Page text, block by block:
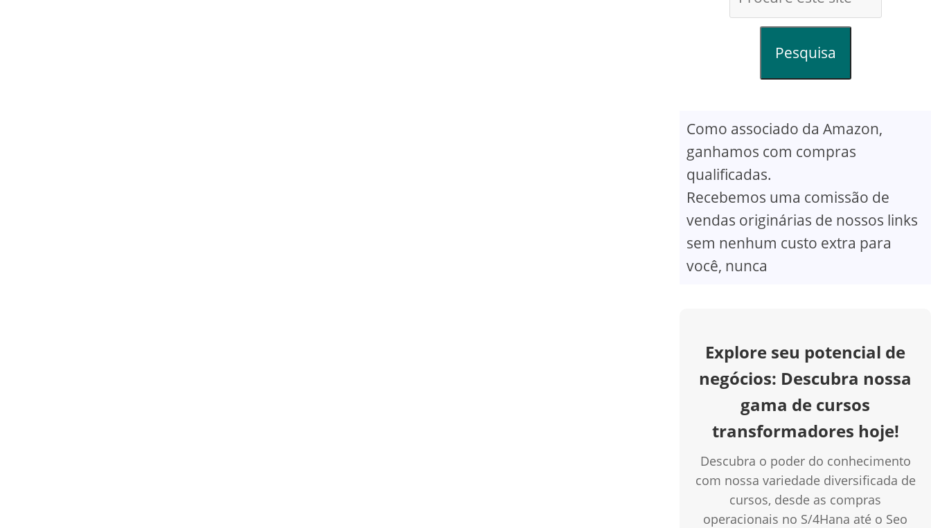
Pesquisa
Como associado da Amazon,
ganhamos com compras
qualificadas.
Recebemos uma comissão de
vendas originárias de nossos links
sem nenhum custo extra para
você, nunca
Explore seu potencial de
negócios: Descubra nossa
gama de cursos
transformadores hoje!
Descubra o poder do conhecimento
com nossa variedade diversificada de
cursos, desde as compras
operacionais no S/4Hana até o Seo